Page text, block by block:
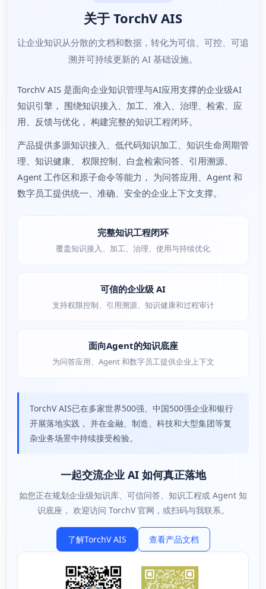
关于 TorchV AIS
让企业知识从分散的文档和数据，转化为可信、可控、可追
溯并可持续更新的 AI 基础设施。
TorchV AIS 是面向企业知识管理与AI应用支撑的企业级AI
知识引擎， 围绕知识接入、加工、准入、治理、检索、应
用、反馈与优化， 构建完整的知识工程闭环。
产品提供多源知识接入、低代码知识加工、知识生命周期管
理、知识健康、 权限控制、白盒检索问答、引用溯源、
Agent 工作区和原子命令等能力， 为问答应用、Agent 和
数字员工提供统一、准确、安全的企业上下文支撑。
完整知识工程闭环
覆盖知识接入、加工、治理、使用与持续优化
可信的企业级 AI
支持权限控制、引用溯源、知识健康和过程审计
面向Agent的知识底座
为问答应用、Agent 和数字员工提供企业上下文
TorchV AIS已在多家世界500强、中国500强企业和银行
开展落地实践， 并在金融、制造、科技和大型集团等复
杂业务场景中持续接受检验。
一起交流企业 AI 如何真正落地
如您正在规划企业级知识库、可信问答、知识工程或 Agent 知
识底座， 欢迎访问 TorchV 官网，或扫码与我联系。
了解TorchV AIS 查看产品文档